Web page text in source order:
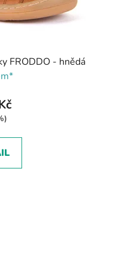
FRODDO - hnědá